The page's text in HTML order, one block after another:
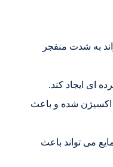
به شدت منفجر
ای ایجاد کند.
اکسیژن شده و باعث
می تواند باعث